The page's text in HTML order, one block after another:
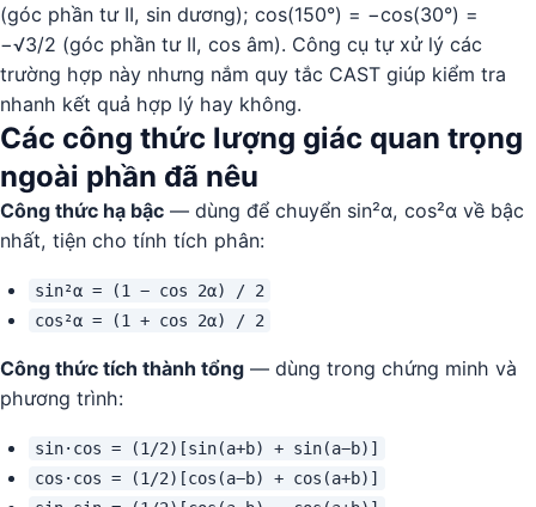
(góc phần tư II, sin dương); cos(150°) = −cos(30°) =
−√3/2 (góc phần tư II, cos âm). Công cụ tự xử lý các
trường hợp này nhưng nắm quy tắc CAST giúp kiểm tra
nhanh kết quả hợp lý hay không.
Các công thức lượng giác quan trọng
ngoài phần đã nêu
Công thức hạ bậc — dùng để chuyển sin²α, cos²α về bậc
nhất, tiện cho tính tích phân:
sin²α = (1 − cos 2α) / 2
cos²α = (1 + cos 2α) / 2
Công thức tích thành tổng — dùng trong chứng minh và
phương trình:
sin·cos = (1/2)[sin(a+b) + sin(a−b)]
cos·cos = (1/2)[cos(a−b) + cos(a+b)]